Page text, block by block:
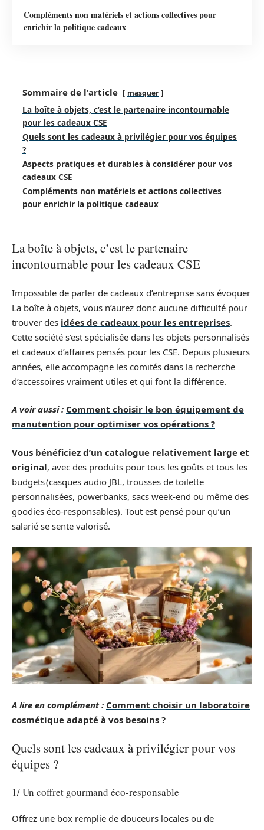
Compléments non matériels et actions collectives pour
enrichir la politique cadeaux
Sommaire de l'article masquer
La boîte à objets, c’est le partenaire incontournable
pour les cadeaux CSE
Quels sont les cadeaux à privilégier pour vos équipes
?
Aspects pratiques et durables à considérer pour vos
cadeaux CSE
Compléments non matériels et actions collectives
pour enrichir la politique cadeaux
La boîte à objets, c’est le partenaire
incontournable pour les cadeaux CSE
Impossible de parler de cadeaux d’entreprise sans évoquer
La boîte à objets, vous n’aurez donc aucune difficulté pour
trouver des idées de cadeaux pour les entreprises.
Cette société s’est spécialisée dans les objets personnalisés
et cadeaux d’affaires pensés pour les CSE. Depuis plusieurs
années, elle accompagne les comités dans la recherche
d’accessoires vraiment utiles et qui font la différence.
A voir aussi : Comment choisir le bon équipement de
manutention pour optimiser vos opérations ?
Vous bénéficiez d’un catalogue relativement large et
original, avec des produits pour tous les goûts et tous les
budgets (casques audio JBL, trousses de toilette
personnalisées, powerbanks, sacs week-end ou même des
goodies éco-responsables). Tout est pensé pour qu’un
salarié se sente valorisé.
A lire en complément : Comment choisir un laboratoire
cosmétique adapté à vos besoins ?
Quels sont les cadeaux à privilégier pour vos
équipes ?
1/ Un coffret gourmand éco-responsable
Offrez une box remplie de douceurs locales ou de